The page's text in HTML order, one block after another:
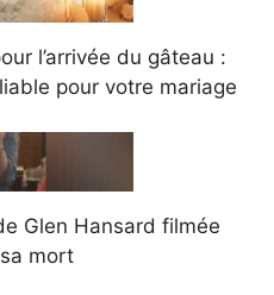
l’arrivée du gâteau :
pour votre mariage
Glen Hansard filmée
mort